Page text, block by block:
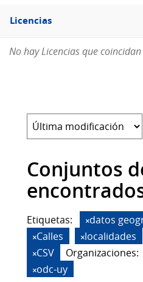
Filtro
Licencias
Licencias
No hay Licencias que
Conjuntos
Etiquetas: datos
Calles
localidades
CSV
Organizaciones:
odc-uy